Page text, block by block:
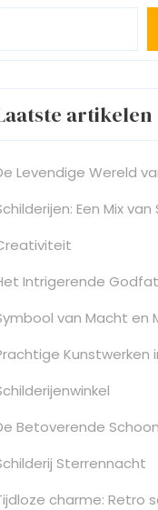
artikelen
Levendige Wereld
Een Mix
Intrigerende
van Macht en
Kunstwerken
Betoverende
Sterrennacht
charme: Retro